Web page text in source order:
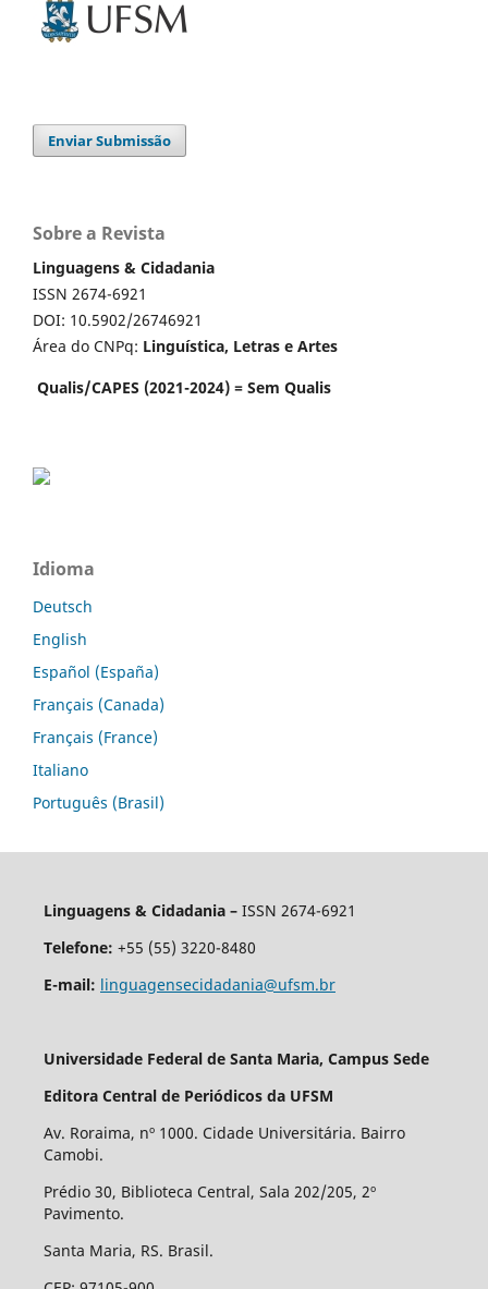
Enviar Submissão
Sobre a Revista
Linguagens & Cidadania
ISSN 2674-6921
DOI: 10.5902/26746921
Área do CNPq: Linguística, Letras e Artes
Qualis/CAPES (2021-2024) = Sem Qualis
Idioma
Deutsch
English
Español (España)
Français (Canada)
Français (France)
Italiano
Português (Brasil)
Linguagens & Cidadania – ISSN 2674-6921
Telefone: +55 (55) 3220-8480
E-mail: linguagensecidadania@ufsm.br
Universidade Federal de Santa Maria, Campus Sede
Editora Central de Periódicos da UFSM
Av. Roraima, nº 1000. Cidade Universitária. Bairro
Camobi.
Prédio 30, Biblioteca Central, Sala 202/205, 2º
Pavimento.
Santa Maria, RS. Brasil.